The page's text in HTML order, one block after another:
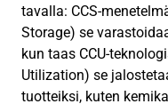
tavalla: CCS-
Storage) se
kun taas CCU-
Utilization) se
tuotteiksi, kuten